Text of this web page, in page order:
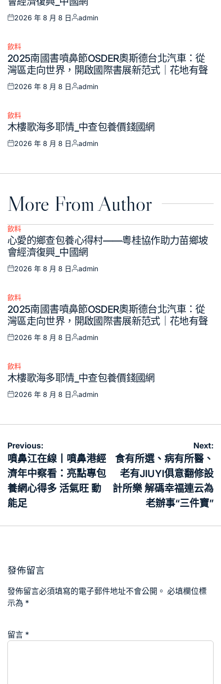
Posted
2026 年 8 月 8 日
Posted
admin
Posted
in
飲料
2025南國書噴鼻節OSDER奧斯德台北汽車：從
灣區走向世界，開啟國際書展新范式｜花地有聲
Posted
2026 年 8 月 8 日
Posted
admin
Posted
in
飲料
木樓歌海多耶情_中查包養價錢國網
Posted
2026 年 8 月 8 日
Posted
admin
More From Author
Posted
in
飲料
心愛的鄉查包養心得村——粵桂協作助力苗鄉坡
會經濟復興_中國網
Posted
2026 年 8 月 8 日
Posted
admin
Posted
in
飲料
2025南國書噴鼻節OSDER奧斯德台北汽車：從
灣區走向世界，開啟國際書展新范式｜花地有聲
Posted
2026 年 8 月 8 日
Posted
admin
Posted
in
飲料
木樓歌海多耶情_中查包養價錢國網
Posted
2026 年 8 月 8 日
Posted
admin
文
章
導
覽
Previous:
噴鼻江在線丨噴鼻港經
濟年中察看：亮點專包
養網心得多 活氣旺 動
能足
Next:
食有所選、病有所醫、
老有JIUYI俱意翻修設
計所樂 解碼幸福連云為
老辦事“三件寶”
發佈留言
發佈留言必須填寫的電子郵件地址不會公開。 必填欄位標
示為 *
留言 *